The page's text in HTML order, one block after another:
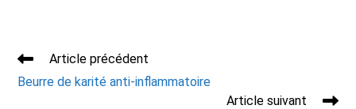
Read
articles
Article précédent
Beurre de karité anti-inflammatoire
Article suivant